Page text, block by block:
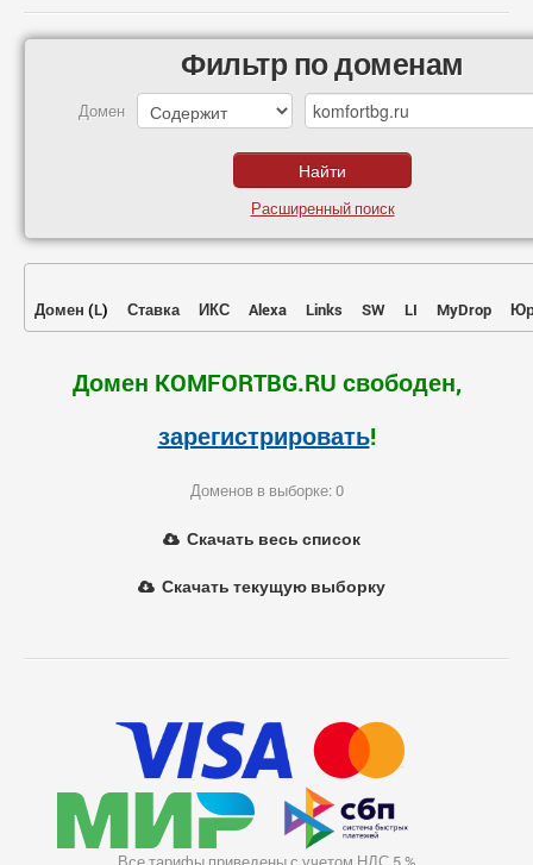
Фильтр по доменам
Домен
Расширенный поиск
Домен (L) Ставка ИКС Alexa Links SW LI MyDrop
Домен KOMFORTBG.RU свободен,
зарегистрировать!
Доменов в выборке: 0
Скачать весь список
Скачать текущую выборку